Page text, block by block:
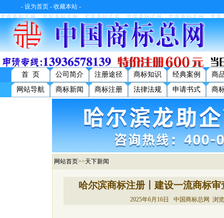
- 设为首页 - 收藏本站 -
首 页 公司简介 注册途径 商标知识 经典案例
商
网站导航
商标新闻 商标注册 法律法规 申请书式 商
网站首页>>天下新闻
哈尔滨商标注册丨建设一流商标
2025年6月16日 中国商标总网 浏